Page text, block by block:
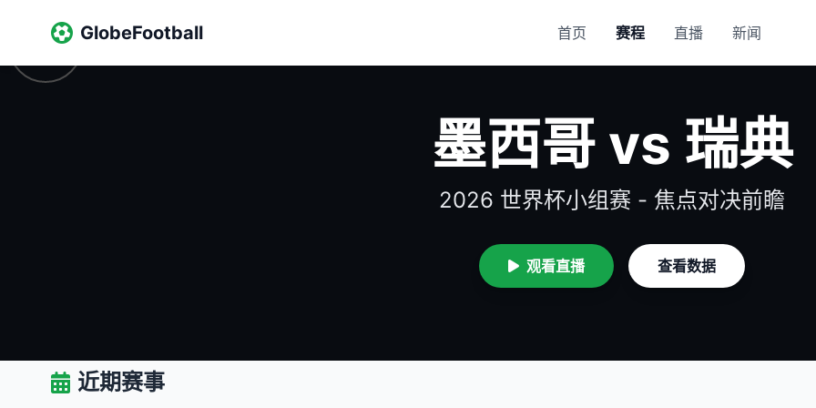
GlobeFootball 首页 赛程 直播 新闻
墨西哥 vs 瑞典
2026 世界杯小组赛 - 焦点对决前瞻
观看直播 查看数据
近期赛事